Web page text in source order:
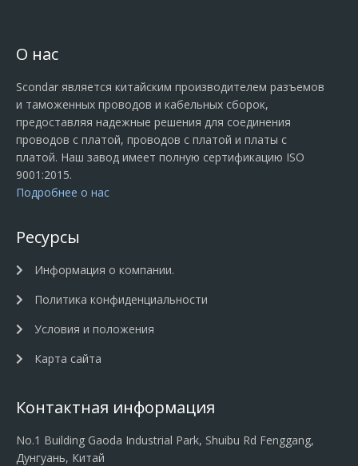
О нас
Scondar является китайским производителем разъемов
и таможенных проводов и кабельных сборок,
предоставляя надежные решения для соединения
проводов с платой, проводов с платой и платы с
платой. Наш завод имеет полную сертификацию ISO
9001:2015.
Подробнее о нас
Ресурсы
Информация о компании.
Политика конфиденциальности
Условия и положения
Карта сайта
Контактная информация
No.1 Building Gaoda Industrial Park, Shuibu Rd Fenggang,
Дунгуань, Китай